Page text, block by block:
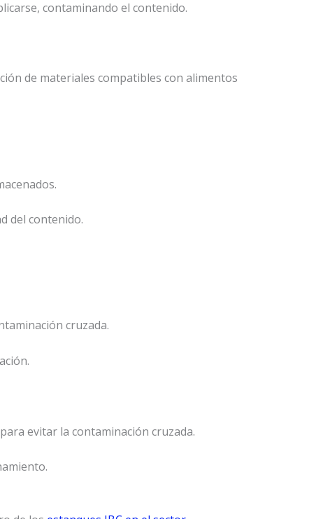
contaminando el contenido.
de materiales compatibles con alimentos
del contenido.
cruzada.
evitar la contaminación cruzada.